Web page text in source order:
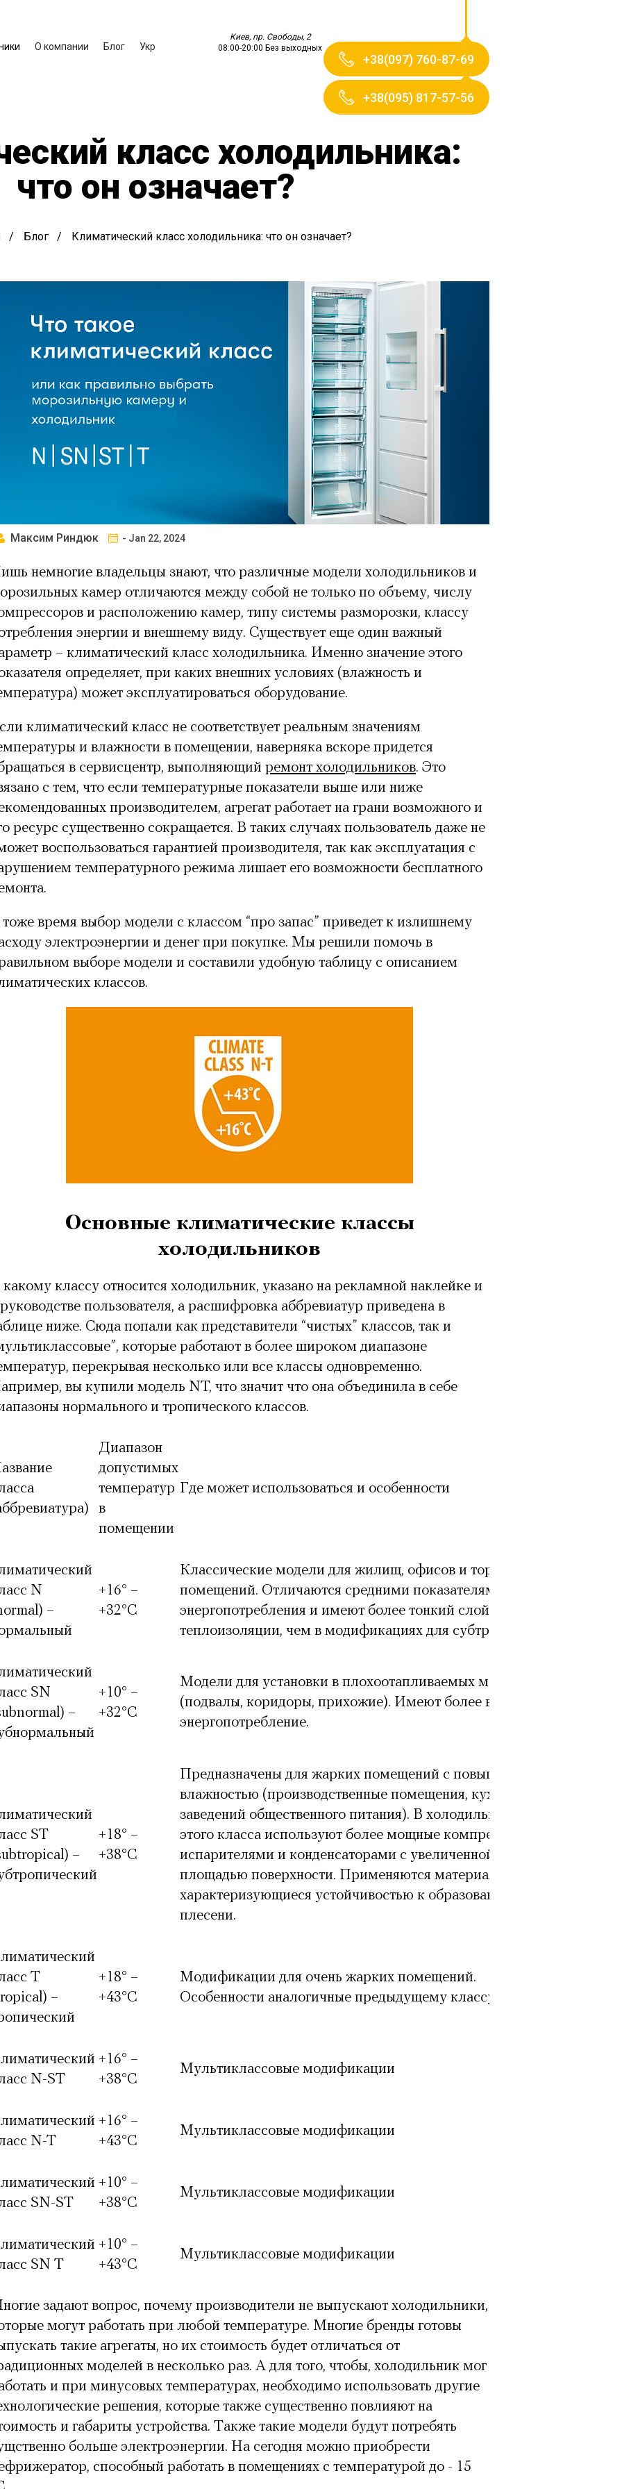
О компании Блог Укр
Киев, пр. Свободы, 2
08:00-20:00 Без выходных
+38(097) 760-87-69
+38(095) 817-57-56
класс холодильника:
что он означает?
Блог Климатический класс холодильника: что он означает?
Максим Риндюк - Jan 22, 2024
немногие владельцы знают, что различные модели холодильников и
камер отличаются между собой не только по объему, числу
и расположению камер, типу системы разморозки, классу
энергии и внешнему виду. Существует еще один важный
– климатический класс холодильника. Именно значение этого
определяет, при каких внешних условиях (влажность и
может эксплуатироваться оборудование.
климатический класс не соответствует реальным значениям
и влажности в помещении, наверняка вскоре придется
в сервисцентр, выполняющий ремонт холодильников. Это
с тем, что если температурные показатели выше или ниже
производителем, агрегат работает на грани возможного и
ресурс существенно сокращается. В таких случаях пользователь даже не
воспользоваться гарантией производителя, так как эксплуатация с
температурного режима лишает его возможности бесплатного
время выбор модели с классом “про запас” приведет к излишнему
электроэнергии и денег при покупке. Мы решили помочь в
выборе модели и составили удобную таблицу с описанием
классов.
Основные климатические классы
холодильников
классу относится холодильник, указано на рекламной наклейке и
пользователя, а расшифровка аббревиатур приведена в
ниже. Сюда попали как представители “чистых” классов, так и
которые работают в более широком диапазоне
перекрывая несколько или все классы одновременно.
вы купили модель NT, что значит что она объединила в себе
нормального и тропического классов.
Диапазон
допустимых
температур
в
помещении
Где может использоваться и особенности
N
–
+16° –
+32°С
Классические модели для жилищ, офисов и торговых
помещений. Отличаются средними показателями
энергопотребления и имеют более тонкий слой
теплоизоляции, чем в модификациях для субтропиков.
SN
–
+10° –
+32°С
Модели для установки в плохоотапливаемых местах
(подвалы, коридоры, прихожие). Имеют более высокое
энергопотребление.
ST
–
+18° –
+38°С
Предназначены для жарких помещений с повышенной
влажностью (производственные помещения, кухни
заведений общественного питания). В холодильниках
этого класса используют более мощные компрессоры с
испарителями и конденсаторами с увеличенной
площадью поверхности. Применяются материалы,
характеризующиеся устойчивостью к образованию
плесени.
T
–
+18° –
+43°С
Модификации для очень жарких помещений.
Особенности аналогичные предыдущему классу.
N-ST
+16° –
+38°С
Мультиклассовые модификации
N-T
+16° –
+43°С
Мультиклассовые модификации
SN-ST
+10° –
+38°С
Мультиклассовые модификации
SN T
+10° –
+43°С
Мультиклассовые модификации
задают вопрос, почему производители не выпускают холодильники,
могут работать при любой температуре. Многие бренды готовы
такие агрегаты, но их стоимость будет отличаться от
моделей в несколько раз. А для того, чтобы, холодильник мог
и при минусовых температурах, необходимо использовать другие
решения, которые также существенно повлияют на
и габариты устройства. Также такие модели будут потребять
больше электроэнергии. На сегодня можно приобрести
способный работать в помещениях с температурой до - 15